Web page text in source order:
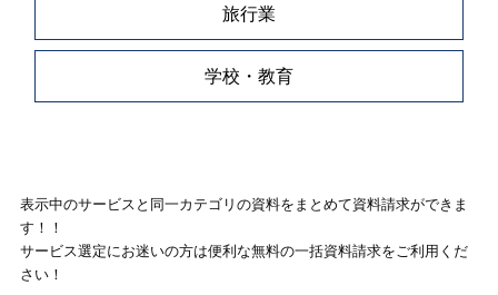
旅行業
学校・教育
表示中のサービスと同一カテゴリの資料をまとめて資料請求ができま
す！！
サービス選定にお迷いの方は便利な無料の一括資料請求をご利用くだ
さい！